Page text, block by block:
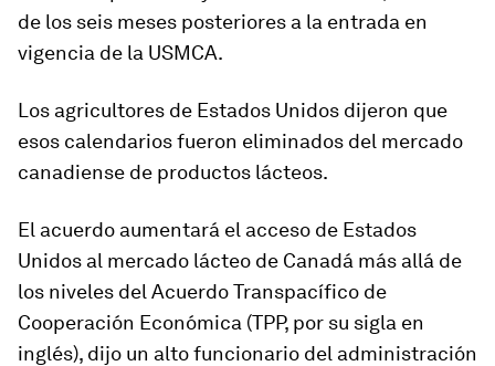
de los seis meses posteriores a la entrada en
vigencia de la USMCA.
Los agricultores de Estados Unidos dijeron que
esos calendarios fueron eliminados del mercado
canadiense de productos lácteos.
El acuerdo aumentará el acceso de Estados
Unidos al mercado lácteo de Canadá más allá de
los niveles del Acuerdo Transpacífico de
Cooperación Económica (TPP, por su sigla en
inglés), dijo un alto funcionario del administración